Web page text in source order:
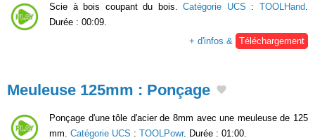
Scie à bois coupant du bois.Catégorie UCS :TOOLHand
Durée : 00:09.
+ d'infos &
Téléchargement
Meuleuse 125mm : Ponçage
Ponçage d'une tôle d'acier de 8mm avec une meuleuse de 125
mm. Catégorie UCS : TOOLPowr. Durée : 01:00.